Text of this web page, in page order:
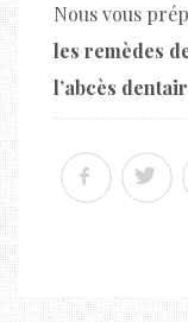
Nous vous
les remèdes
l’abcès